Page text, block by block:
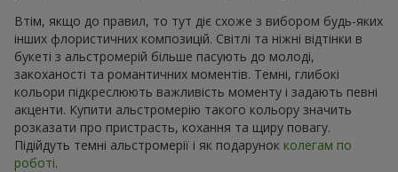
Втім, якщо до правил, то тут діє схоже з вибором будь-яких
інших флористичних композицій. Світлі та ніжні відтінки в
букеті з альстромерій більше пасують до молоді,
закоханості та романтичних моментів. Темні, глибокі
кольори підкреслюють важливість моменту і задають певні
акценти. Купити альстромерію такого кольору значить
розказати про пристрасть, кохання та щиру повагу.
Підійдуть темні альстромерії і як подарунок колегам по
роботі.